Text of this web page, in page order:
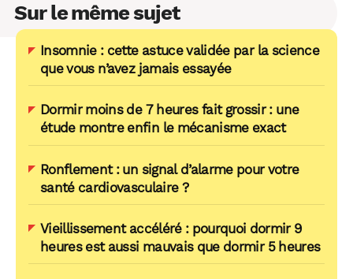
Sur le même sujet
Insomnie : cette astuce validée par la science
que vous n’avez jamais essayée
Dormir moins de 7 heures fait grossir : une
étude montre enfin le mécanisme exact
Ronflement : un signal d’alarme pour votre
santé cardiovasculaire ?
Vieillissement accéléré : pourquoi dormir 9
heures est aussi mauvais que dormir 5 heures